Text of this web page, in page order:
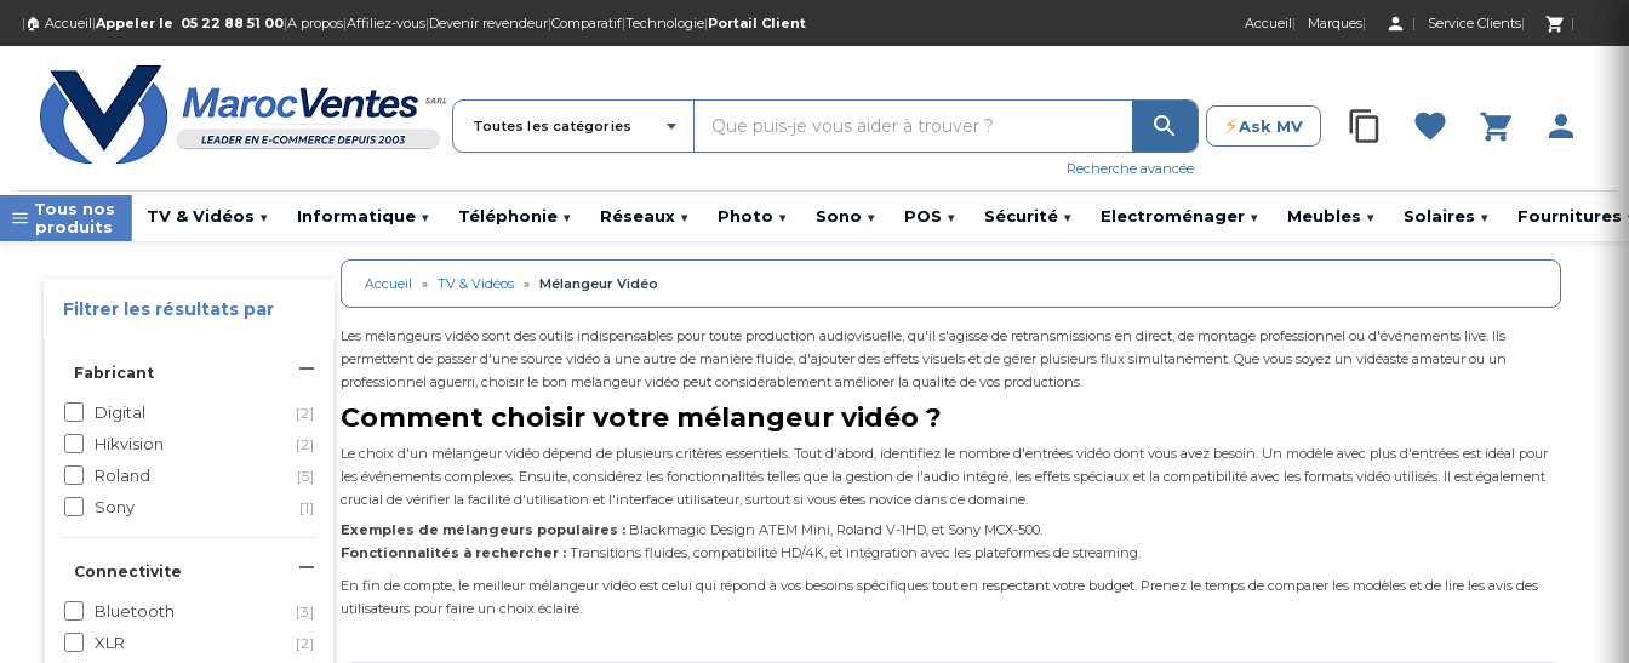
| 🏠 Accueil|Appeler le 05 22 88 51 00|A propos|Affiliez-vous|Devenir revendeur|Comparatif|Technologie|Portail Client Accueil Marques Service Clients
0 Produit 0,00
Toutes les catégories
Recherche avancée
⚡Ask MV 0 Produit 0,00 DH
Tous nos
produits
TV & Vidéos ▾ Informatique ▾ Téléphonie ▾ Réseaux ▾ Photo ▾ Sono ▾ POS ▾ Sécurité ▾ Electroménager ▾ Meubles ▾ Solaires ▾ Fournitures
Filtrer les résultats par
Fabricant
Digital [2]
Hikvision [2]
Roland [5]
Sony [1]
Connectivite
Bluetooth [3]
XLR [2]
Accueil » TV & Vidéos » Mélangeur Vidéo
Les mélangeurs vidéo sont des outils indispensables pour toute production audiovisuelle, qu'il s'agisse de retransmissions en direct, de montage professionnel ou d'événements live. Ils
permettent de passer d'une source vidéo à une autre de manière fluide, d'ajouter des effets visuels et de gérer plusieurs flux simultanément. Que vous soyez un vidéaste amateur ou un
professionnel aguerri, choisir le bon mélangeur vidéo peut considérablement améliorer la qualité de vos productions.
Comment choisir votre mélangeur vidéo ?
Le choix d'un mélangeur vidéo dépend de plusieurs critères essentiels. Tout d'abord, identifiez le nombre d'entrées vidéo dont vous avez besoin. Un modèle avec plus d'entrées est idéal pour
les événements complexes. Ensuite, considérez les fonctionnalités telles que la gestion de l'audio intégré, les effets spéciaux et la compatibilité avec les formats vidéo utilisés. Il est également
crucial de vérifier la facilité d'utilisation et l'interface utilisateur, surtout si vous êtes novice dans ce domaine.
Exemples de mélangeurs populaires : Blackmagic Design ATEM Mini, Roland V-1HD, et Sony MCX-500.
Fonctionnalités à rechercher : Transitions fluides, compatibilité HD/4K, et intégration avec les plateformes de streaming.
En fin de compte, le meilleur mélangeur vidéo est celui qui répond à vos besoins spécifiques tout en respectant votre budget. Prenez le temps de comparer les modèles et de lire les avis des
utilisateurs pour faire un choix éclairé.